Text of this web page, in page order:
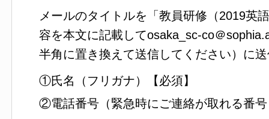
メールのタイトルを「教員研修（2019英
容を本文に記載してosaka_sc-co＠
半角に置き換えて送信してください）に
①氏名（フリガナ）【必須】
②電話番号（緊急時にご連絡が取れる番